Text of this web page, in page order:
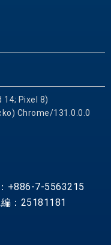
14; Pixel 8)
Chrome/131.0.0.0
+886-7-5563215
：25181181